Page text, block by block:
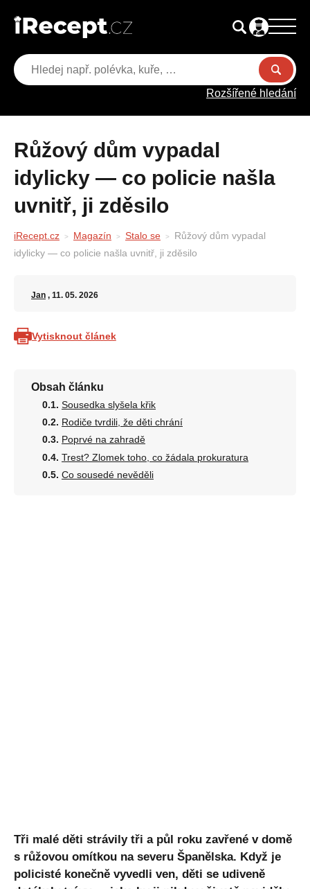
Rozšířené hledání
Růžový dům vypadal
idylicky — co policie našla
uvnitř, ji zděsilo
iRecept.cz Magazín Stalo se
Růžový dům vypadal
idylicky — co policie našla uvnitř, ji zděsilo
Jan , 11. 05. 2026
Vytisknout článek
Obsah článku
Sousedka slyšela křik
Rodiče tvrdili, že děti chrání
Poprvé na zahradě
Trest? Zlomek toho, co žádala prokuratura
Co sousedé nevěděli
Tři malé děti strávily tři a půl roku zavřené v domě
s růžovou omítkou na severu Španělska. Když je
policisté konečně vyvedli ven, děti se udiveně